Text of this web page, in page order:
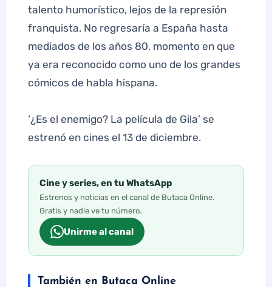
talento humorístico, lejos de la represión
franquista. No regresaría a España hasta
mediados de los años 80, momento en que
ya era reconocido como uno de los grandes
cómicos de habla hispana.
‘¿Es el enemigo? La película de Gila’ se
estrenó en cines el 13 de diciembre.
Cine y series, en tu WhatsApp
Estrenos y noticias en el canal de Butaca Online.
Gratis y nadie ve tu número.
Unirme al canal
También en Butaca Online